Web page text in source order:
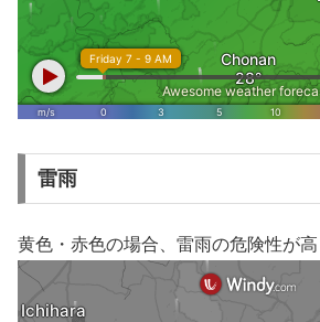
雷雨
黄色・赤色の場合、雷雨の危険性が高